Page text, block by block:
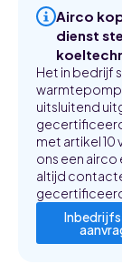
Airco
dienst
Het in bedrijf
warmtepomp
uitsluitend
met artikel 10
ons een airco
altijd